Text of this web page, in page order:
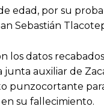
de edad, por su
Sebastián
los datos
junta auxiliar de
punzocortante
su fallecimiento.